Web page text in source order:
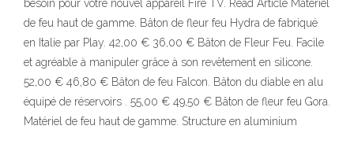
besoin pour votre nouvel appareil Fire TV. Read Article Matériel
de feu haut de gamme. Bâton de fleur feu Hydra de fabriqué
en Italie par Play. 42,00 € 36,00 € Bâton de Fleur Feu. Facile
et agréable à manipuler grâce à son revêtement en silicone.
52,00 € 46,80 € Bâton de feu Falcon. Bâton du diable en alu
équipé de réservoirs . 55,00 € 49,50 € Bâton de fleur feu Gora.
Matériel de feu haut de gamme. Structure en aluminium